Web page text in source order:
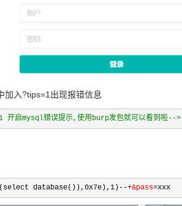
加入?tips=1出现报错信息
启mysql错误提示,使用burp发包就可以看到啦-->
database()),0x7e),1)--+&pass=xxx